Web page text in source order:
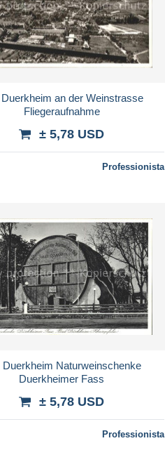
Duerkheim an der Weinstrasse
Fliegeraufnahme
± 5,78 USD
Professionista
Duerkheim Naturweinschenke
Duerkheimer Fass
± 5,78 USD
Professionista